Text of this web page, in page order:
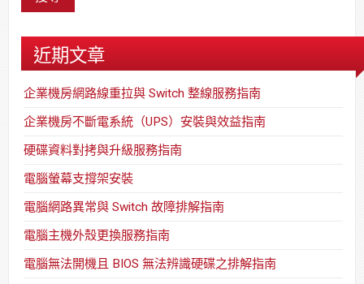
近期文章
企業機房網路線重拉與 Switch 整線服務指南
企業機房不斷電系統（UPS）安裝與效益指南
硬碟資料對拷與升級服務指南
電腦螢幕支撐架安裝
電腦網路異常與 Switch 故障排解指南
電腦主機外殼更換服務指南
電腦無法開機且 BIOS 無法辨識硬碟之排解指南